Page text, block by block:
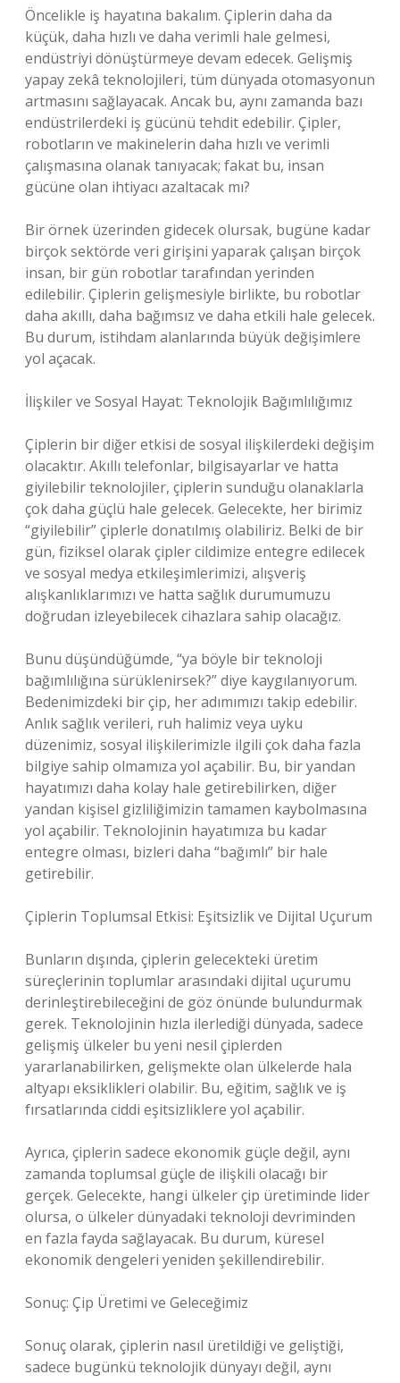
Öncelikle iş hayatına bakalım. Çiplerin daha da
küçük, daha hızlı ve daha verimli hale gelmesi,
endüstriyi dönüştürmeye devam edecek. Gelişmiş
yapay zekâ teknolojileri, tüm dünyada otomasyonun
artmasını sağlayacak. Ancak bu, aynı zamanda bazı
endüstrilerdeki iş gücünü tehdit edebilir. Çipler,
robotların ve makinelerin daha hızlı ve verimli
çalışmasına olanak tanıyacak; fakat bu, insan
gücüne olan ihtiyacı azaltacak mı?
Bir örnek üzerinden gidecek olursak, bugüne kadar
birçok sektörde veri girişini yaparak çalışan birçok
insan, bir gün robotlar tarafından yerinden
edilebilir. Çiplerin gelişmesiyle birlikte, bu robotlar
daha akıllı, daha bağımsız ve daha etkili hale gelecek.
Bu durum, istihdam alanlarında büyük değişimlere
yol açacak.
İlişkiler ve Sosyal Hayat: Teknolojik Bağımlılığımız
Çiplerin bir diğer etkisi de sosyal ilişkilerdeki değişim
olacaktır. Akıllı telefonlar, bilgisayarlar ve hatta
giyilebilir teknolojiler, çiplerin sunduğu olanaklarla
çok daha güçlü hale gelecek. Gelecekte, her birimiz
“giyilebilir” çiplerle donatılmış olabiliriz. Belki de bir
gün, fiziksel olarak çipler cildimize entegre edilecek
ve sosyal medya etkileşimlerimizi, alışveriş
alışkanlıklarımızı ve hatta sağlık durumumuzu
doğrudan izleyebilecek cihazlara sahip olacağız.
Bunu düşündüğümde, “ya böyle bir teknoloji
bağımlılığına sürüklenirsek?” diye kaygılanıyorum.
Bedenimizdeki bir çip, her adımımızı takip edebilir.
Anlık sağlık verileri, ruh halimiz veya uyku
düzenimiz, sosyal ilişkilerimizle ilgili çok daha fazla
bilgiye sahip olmamıza yol açabilir. Bu, bir yandan
hayatımızı daha kolay hale getirebilirken, diğer
yandan kişisel gizliliğimizin tamamen kaybolmasına
yol açabilir. Teknolojinin hayatımıza bu kadar
entegre olması, bizleri daha “bağımlı” bir hale
getirebilir.
Çiplerin Toplumsal Etkisi: Eşitsizlik ve Dijital Uçurum
Bunların dışında, çiplerin gelecekteki üretim
süreçlerinin toplumlar arasındaki dijital uçurumu
derinleştirebileceğini de göz önünde bulundurmak
gerek. Teknolojinin hızla ilerlediği dünyada, sadece
gelişmiş ülkeler bu yeni nesil çiplerden
yararlanabilirken, gelişmekte olan ülkelerde hala
altyapı eksiklikleri olabilir. Bu, eğitim, sağlık ve iş
fırsatlarında ciddi eşitsizliklere yol açabilir.
Ayrıca, çiplerin sadece ekonomik güçle değil, aynı
zamanda toplumsal güçle de ilişkili olacağı bir
gerçek. Gelecekte, hangi ülkeler çip üretiminde lider
olursa, o ülkeler dünyadaki teknoloji devriminden
en fazla fayda sağlayacak. Bu durum, küresel
ekonomik dengeleri yeniden şekillendirebilir.
Sonuç: Çip Üretimi ve Geleceğimiz
Sonuç olarak, çiplerin nasıl üretildiği ve geliştiği,
sadece bugünkü teknolojik dünyayı değil, aynı